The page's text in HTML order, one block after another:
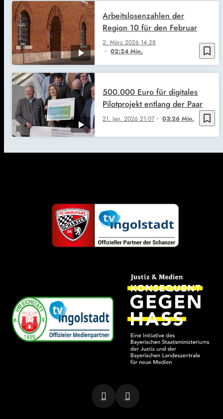
bookmark_border
2. März 2026 14:28
02:24 Min.
Arbeitslosenzahlen der
Region 10 für den Februar
bookmark_border
21. Jan. 202621:07 03:26 Min.
500.000 Euro für digitales
Pilotprojekt entlang der Paar